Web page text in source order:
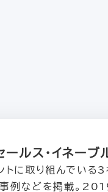
ルス・イネーブ
トに取り組んでい
み事例などを掲載